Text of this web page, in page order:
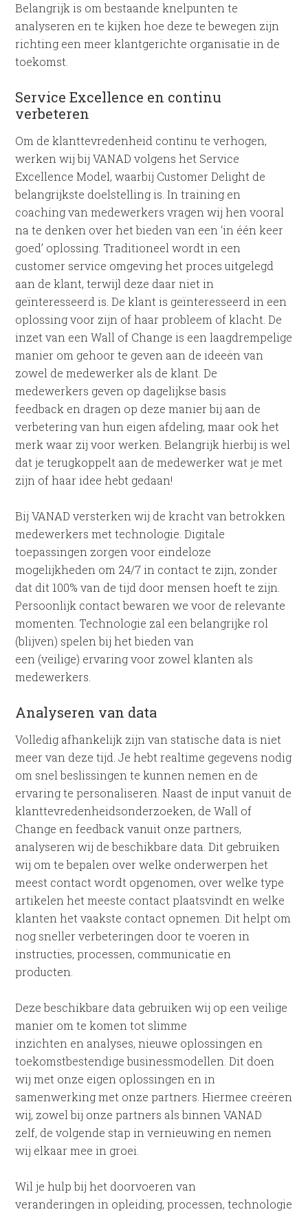
Belangrijk is om bestaande knelpunten te
analyseren en te kijken hoe deze te bewegen zijn
richting een meer klantgerichte organisatie in de
toekomst.
Service Excellence en continu
verbeteren
Om de klanttevredenheid continu te verhogen,
werken wij bij VANAD volgens het Service
Excellence Model, waarbij Customer Delight de
belangrijkste doelstelling is. In training en
coaching van medewerkers vragen wij hen vooral
na te denken over het bieden van een ‘in één keer
goed’ oplossing. Traditioneel wordt in een
customer service omgeving het proces uitgelegd
aan de klant, terwijl deze daar niet in
geïnteresseerd is. De klant is geïnteresseerd in een
oplossing voor zijn of haar probleem of klacht. De
inzet van een Wall of Change is een laagdrempelige
manier om gehoor te geven aan de ideeën van
zowel de medewerker als de klant. De
medewerkers geven op dagelijkse basis
feedback en dragen op deze manier bij aan de
verbetering van hun eigen afdeling, maar ook het
merk waar zij voor werken. Belangrijk hierbij is wel
dat je terugkoppelt aan de medewerker wat je met
zijn of haar idee hebt gedaan!
Bij VANAD versterken wij de kracht van betrokken
medewerkers met technologie. Digitale
toepassingen zorgen voor eindeloze
mogelijkheden om 24/7 in contact te zijn, zonder
dat dit 100% van de tijd door mensen hoeft te zijn.
Persoonlijk contact bewaren we voor de relevante
momenten. Technologie zal een belangrijke rol
(blijven) spelen bij het bieden van
een (veilige) ervaring voor zowel klanten als
medewerkers.
Analyseren van data
Volledig afhankelijk zijn van statische data is niet
meer van deze tijd. Je hebt realtime gegevens nodig
om snel beslissingen te kunnen nemen en de
ervaring te personaliseren. Naast de input vanuit de
klanttevredenheidsonderzoeken, de Wall of
Change en feedback vanuit onze partners,
analyseren wij de beschikbare data. Dit gebruiken
wij om te bepalen over welke onderwerpen het
meest contact wordt opgenomen, over welke type
artikelen het meeste contact plaatsvindt en welke
klanten het vaakste contact opnemen. Dit helpt om
nog sneller verbeteringen door te voeren in
instructies, processen, communicatie en
producten.
Deze beschikbare data gebruiken wij op een veilige
manier om te komen tot slimme
inzichten en analyses, nieuwe oplossingen en
toekomstbestendige businessmodellen. Dit doen
wij met onze eigen oplossingen en in
samenwerking met onze partners. Hiermee creëren
wij, zowel bij onze partners als binnen VANAD
zelf, de volgende stap in vernieuwing en nemen
wij elkaar mee in groei.
Wil je hulp bij het doorvoeren van
veranderingen in opleiding, processen, technologie